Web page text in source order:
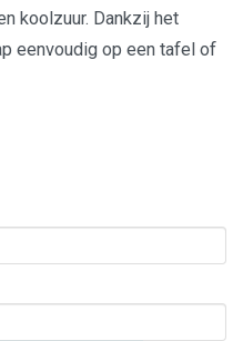
koolzuur. Dankzij het
eenvoudig op een tafel of